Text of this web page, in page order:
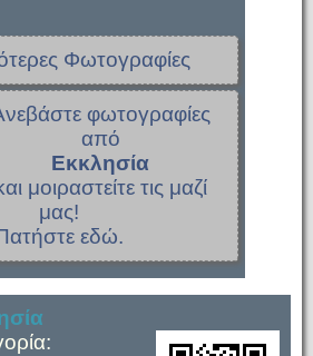
Φωτογραφίες
φωτογραφίες
από
Εκκλησία
μοιραστείτε τις μαζί
μας!
εδώ.